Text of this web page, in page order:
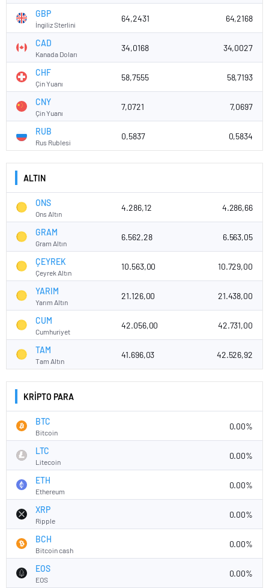
GBP
İngiliz Sterlini
64,2431 64,2168
CAD
Kanada Doları
34,0168 34,0027
CHF
Çin Yuanı
58,7555 58,7193
CNY
Çin Yuanı
7,0721 7,0697
RUB
Rus Rublesi
0,5837 0,5834
ALTIN
ONS
Ons Altın
4.286,12 4.286,66
GRAM
Gram Altın
6.562,28 6.563,05
ÇEYREK
Çeyrek Altın
10.563,00 10.729,00
YARIM
Yarım Altın
21.126,00 21.438,00
CUM
Cumhuriyet
42.056,00 42.731,00
TAM
Tam Altın
41.696,03 42.526,92
KRİPTO PARA
BTC
Bitcoin
0.00%
LTC
Litecoin
0.00%
ETH
Ethereum
0.00%
XRP
Ripple
0.00%
BCH
Bitcoin cash
0.00%
EOS
EOS
0.00%